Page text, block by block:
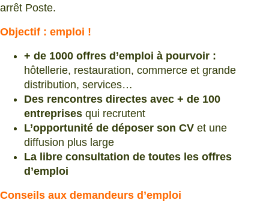
arrêt Poste.
Objectif : emploi !
+ de 1000 offres d’emploi à pourvoir :
hôtellerie, restauration, commerce et grande
distribution, services…
Des rencontres directes avec + de 100
entreprises qui recrutent
L’opportunité de déposer son CV et une
diffusion plus large
La libre consultation de toutes les offres
d’emploi
Conseils aux demandeurs d’emploi